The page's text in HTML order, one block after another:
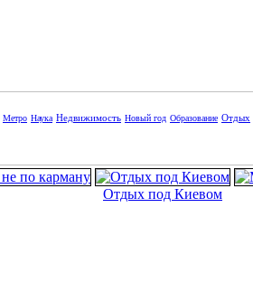
Метро Наука Недвижимость Новый год Образование Отдых
Отдых под Киевом